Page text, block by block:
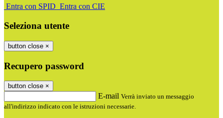
Entra con SPID Entra con CIE
Seleziona utente
button close ×
Recupero password
button close ×
E-mail Verrà inviato un messaggio
all'indirizzo indicato con le istruzioni necessarie.